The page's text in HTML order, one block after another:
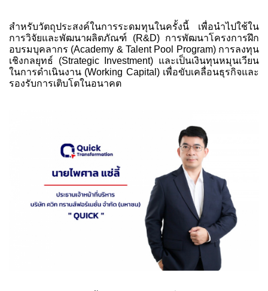
สำหรับวัตถุประสงค์ในการระดมทุนในครั้งนี้ เพื่อนำไปใช้ใน
การวิจัยและพัฒนาผลิตภัณฑ์ (R&D) การพัฒนาโครงการฝึก
อบรมบุคลากร (Academy & Talent Pool Program) การลงทุน
เชิงกลยุทธ์ (Strategic Investment) และเป็นเงินทุนหมุนเวียน
ในการดำเนินงาน (Working Capital) เพื่อขับเคลื่อนธุรกิจและ
รองรับการเติบโตในอนาคต